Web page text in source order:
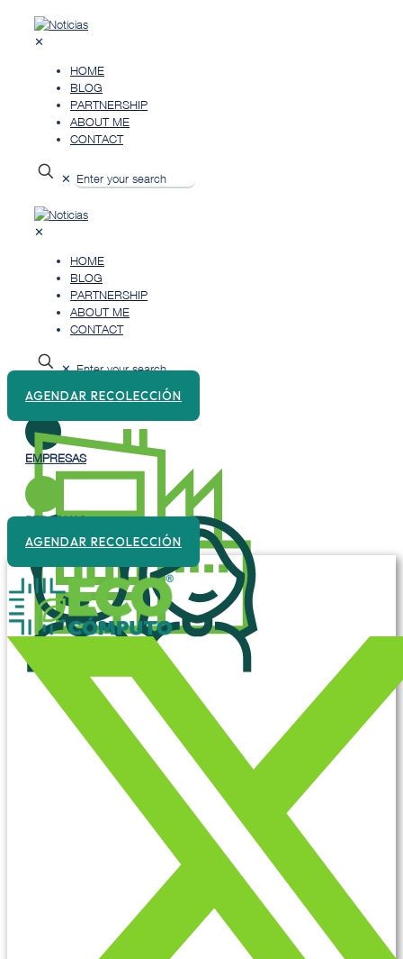
✕
HOME
BLOG
PARTNERSHIP
ABOUT ME
CONTACT
✕
✕
HOME
BLOG
PARTNERSHIP
ABOUT ME
CONTACT
✕
AGENDAR RECOLECCIÓN
EMPRESAS
PERSONAS
AGENDAR RECOLECCIÓN